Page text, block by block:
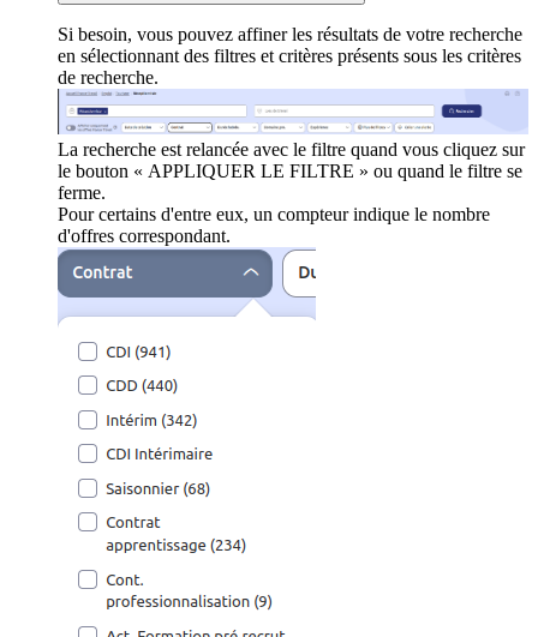
Si besoin, vous pouvez affiner les résultats de votre recherche
en sélectionnant des filtres et critères présents sous les critères
de recherche.
La recherche est relancée avec le filtre quand vous cliquez sur
le bouton « APPLIQUER LE FILTRE » ou quand le filtre se
ferme.
Pour certains d'entre eux, un compteur indique le nombre
d'offres correspondant.